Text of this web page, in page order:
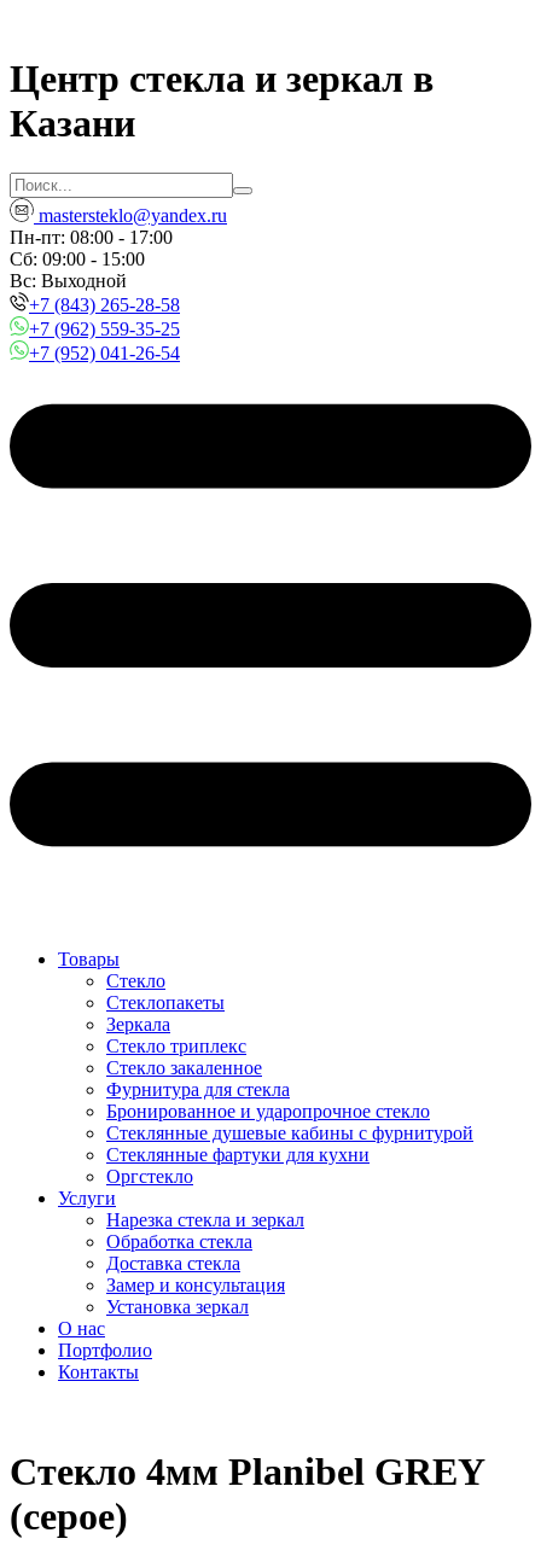
Центр стекла и зеркал в
Казани
mastersteklo@yandex.ru
Пн-пт: 08:00 - 17:00
Сб: 09:00 - 15:00
Вc: Выходной
+7 (843) 265-28-58
+7 (962) 559-35-25
+7 (952) 041-26-54
Товары
Стекло
Стеклопакеты
Зеркала
Стекло триплекс
Стекло закаленное
Фурнитура для стекла
Бронированное и ударопрочное стекло
Стеклянные душевые кабины с фурнитурой
Стеклянные фартуки для кухни
Оргстекло
Услуги
Нарезка стекла и зеркал
Обработка стекла
Доставка стекла
Замер и консультация
Установка зеркал
О нас
Портфолио
Контакты
Стекло 4мм Planibel GREY
(серое)